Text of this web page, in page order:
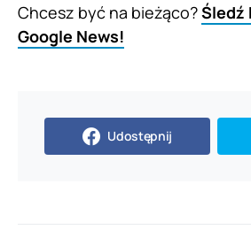
Chcesz być na bieżąco?Śledź
Google News!
Udostępnij